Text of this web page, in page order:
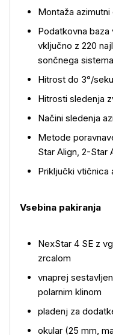
Montaža
Podatkovna
vključno z 220
sončnega sistema
Hitrost do 3°/
Hitrosti sledenja
Načini sledenja
Metode
Star Align, 2-Star
Priključki vtičnica
Vsebina pakiranja
NexStar 4 SE z
zrcalom
vnaprej
polarnim klinom
pladenj za
okular (25 mm,